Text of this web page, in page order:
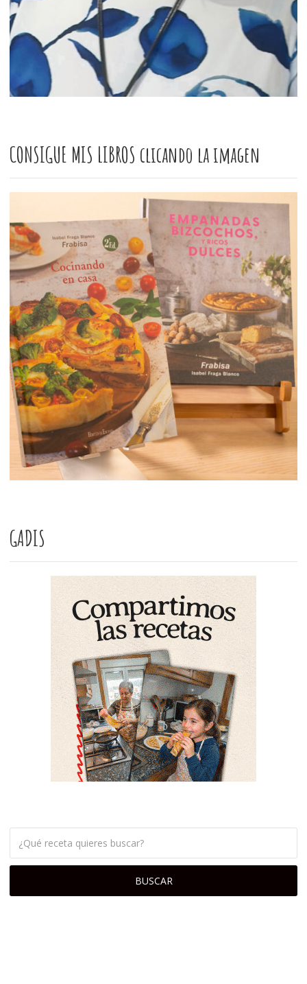
CONSIGUE MIS LIBROS clicando la imagen
GADIS